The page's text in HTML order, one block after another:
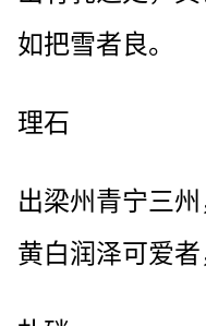
如把雪者良。
理石
出梁州青宁三
黄白润泽可爱者